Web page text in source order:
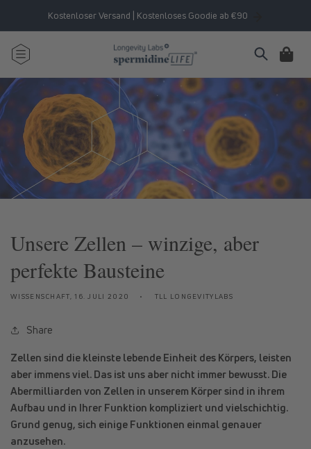
Inhalt
Kostenloser Versand | Kostenloses Goodie ab €90
Warenkorb
Unsere Zellen – winzige, aber
perfekte Bausteine
WISSENSCHAFT, 16. JULI 2020 TLL LONGEVITYLABS
Share
Zellen sind die kleinste lebende Einheit des Körpers, leisten
aber immens viel. Das ist uns aber nicht immer bewusst. Die
Abermilliarden von Zellen in unserem Körper sind in ihrem
Aufbau und in Ihrer Funktion kompliziert und vielschichtig.
Grund genug, sich einige Funktionen einmal genauer
anzusehen.